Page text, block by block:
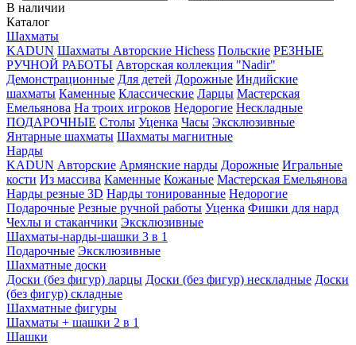
В наличии
Каталог
Шахматы
KADUN Шахматы Авторские Hichess Польские РЕЗНЫЕ
РУЧНОЙ РАБОТЫ Авторская коллекция "Nadir"
Демонстрационные Для детей Дорожные Индийские
шахматы Каменные Классические Ларцы Мастерская
Емельянова На троих игроков Недорогие Нескладные
ПОДАРОЧНЫЕ Столы Уценка Часы Эксклюзивные
Янтарные шахматы Шахматы магнитные
Нарды
KADUN Авторские Армянские нарды Дорожные Игральные
кости Из массива Каменные Кожаные Мастерская Емельянова
Нарды резные 3D Нарды тонированные Недорогие
Подарочные Резные ручной работы Уценка Фишки для нард
Чехлы и стаканчики Эксклюзивные
Шахматы-нарды-шашки 3 в 1
Подарочные Эксклюзивные
Шахматные доски
Доски (без фигур) ларцы Доски (без фигур) нескладные Доски
(без фигур) складные
Шахматные фигуры
Шахматы + шашки 2 в 1
Шашки